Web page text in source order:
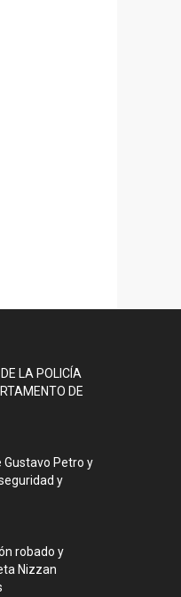
LA POLICÍA
DE
Petro y
y
robado y
Nizzan